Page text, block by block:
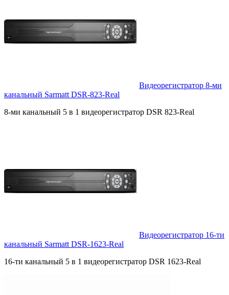
Видеорегистратор 8-ми
канальный Sarmatt DSR-823-Real
8-ми канальный 5 в 1 видеорегистратор DSR 823-Real
Видеорегистратор 16-ти
канальный Sarmatt DSR-1623-Real
16-ти канальный 5 в 1 видеорегистратор DSR 1623-Real